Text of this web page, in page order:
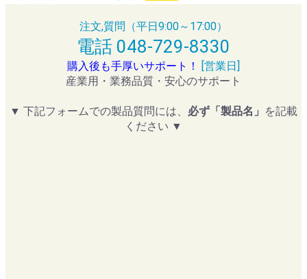
注文,質問（平日9:00～17:00）
電話 048-729-8330
購入後も手厚いサポート！
[営業日]
産業用・業務品質・安心のサポート
▼ 下記フォームでの製品質問には、 必ず「製品名」 を記載
ください ▼